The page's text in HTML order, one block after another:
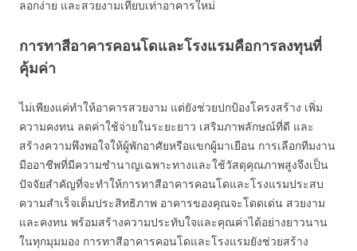
ลอกง่าย และสวยงามเทียบเท่าอาคารใหม่
การทาสีอาคารคอนโดและโรงแรมคือการลงทุนที่
คุ้มค่า
ไม่เพียงแค่ทำให้อาคารสวยงาม แต่ยังช่วยปกป้องโครงสร้าง เพิ่ม
ความคงทน ลดค่าใช้จ่ายในระยะยาว เสริมภาพลักษณ์ที่ดี และ
สร้างความพึงพอใจให้ผู้พักอาศัยหรือแขกผู้มาเยือน การเลือกทีมงาน
มืออาชีพที่มีความชำนาญเฉพาะทางและใช้วัสดุคุณภาพสูงจึงเป็น
ปัจจัยสำคัญที่จะทำให้การทาสีอาคารคอนโดและโรงแรมประสบ
ความสำเร็จเต็มประสิทธิภาพ อาคารของคุณจะโดดเด่น สวยงาม
และคงทน พร้อมสร้างความประทับใจและคุณค่าได้อย่างยาวนาน
ในทุกมุมมอง การทาสีอาคารคอนโดและโรงแรมยังช่วยสร้าง